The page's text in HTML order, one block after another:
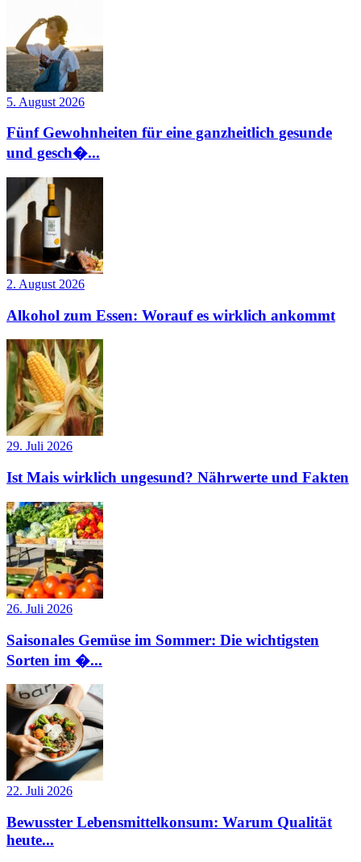
5. August 2026
Fünf Gewohnheiten für eine ganzheitlich gesunde
und gesch�...
2. August 2026
Alkohol zum Essen: Worauf es wirklich ankommt
29. Juli 2026
Ist Mais wirklich ungesund? Nährwerte und Fakten
26. Juli 2026
Saisonales Gemüse im Sommer: Die wichtigsten
Sorten im �...
22. Juli 2026
Bewusster Lebensmittelkonsum: Warum Qualität
heute...